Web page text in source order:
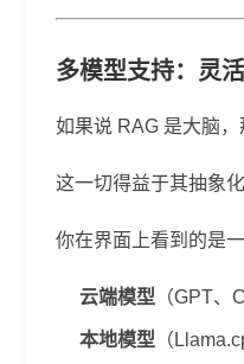
多模型支持：灵
如果说 RAG 是大脑
这一切得益于其抽象
你在界面上看到的是
云端模型 （GPT
本地模型 （